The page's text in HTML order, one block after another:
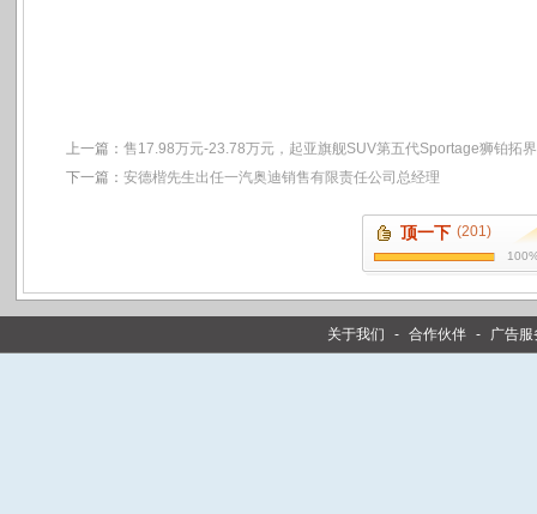
上一篇： 售17.98万元-23.78万元，起亚旗舰SUV第五代Sportage狮铂拓
下一篇： 安德楷先生出任一汽奥迪销售有限责任公司总经理
顶一下 (201)
关于我们 - 合作伙伴 - 广告服